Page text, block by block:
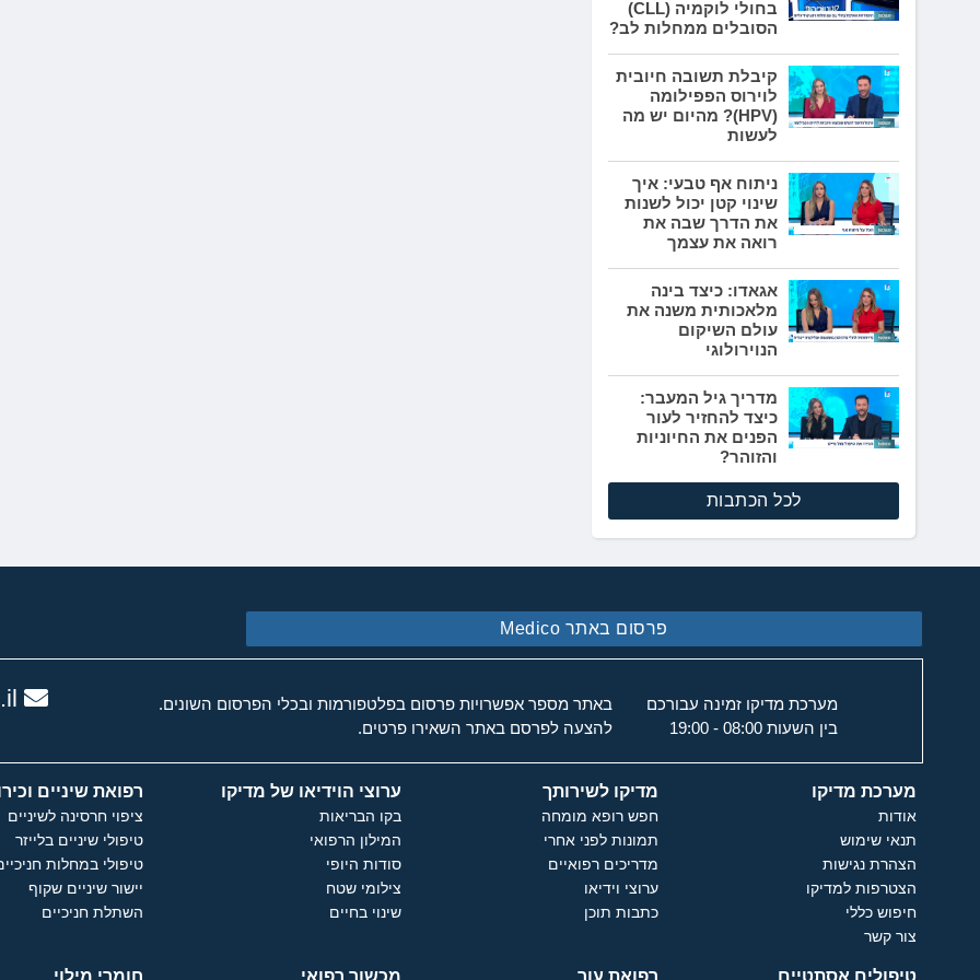
בחולי לוקמיה (CLL)
הסובלים ממחלות לב?
קיבלת תשובה חיובית
לוירוס הפפילומה
(HPV)? מהיום יש מה
לעשות
ניתוח אף טבעי: איך
שינוי קטן יכול לשנות
את הדרך שבה את
רואה את עצמך
אגאדו: כיצד בינה
מלאכותית משנה את
עולם השיקום
הנוירולוגי
מדריך גיל המעבר:
כיצד להחזיר לעור
הפנים את החיוניות
והזוהר?
לכל הכתבות
פרסום באתר Medico
מערכת מדיקו זמינה עבורכם
בין השעות 08:00 - 19:00
באתר מספר אפשרויות פרסום בפלטפורמות ובכלי הפרסום השונים.
להצעה לפרסם באתר השאירו פרטים.
מערכת מדיקו
אודות
תנאי שימוש
הצהרת נגישות
הצטרפות למדיקו
חיפוש כללי
צור קשר
מדיקו לשירותך
חפש רופא מומחה
תמונות לפני אחרי
מדריכים רפואיים
ערוצי וידיאו
כתבות תוכן
ערוצי הוידיאו של מדיקו
בקו הבריאות
המילון הרפואי
סודות היופי
צילומי שטח
שינוי בחיים
רפואת שיניים
ציפוי חרסינה לשיניים
טיפולי שיניים בלייזר
טיפולי במחלות
יישור שיניים שקוף
השתלת חניכיים